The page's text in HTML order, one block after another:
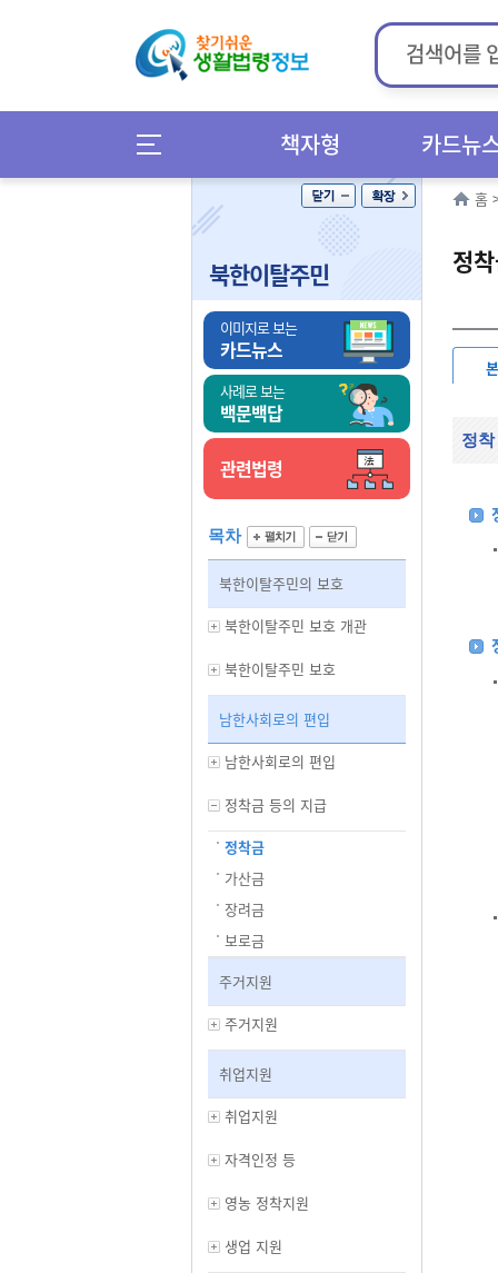
책자형 카드뉴
북한이탈주민
이미지로 보는
카드뉴스
사례로 보는
백문백답
관련법령
목차
북한이탈주민의 보호
북한이탈주민 보호 개관
북한이탈주민 보호
남한사회로의 편입
남한사회로의 편입
정착금 등의 지급
정착금
가산금
장려금
보로금
주거지원
주거지원
취업지원
취업지원
자격인정 등
영농 정착지원
생업 지원
홈
정
정